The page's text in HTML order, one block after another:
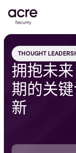
THOUGHT
拥抱未
期的关
新